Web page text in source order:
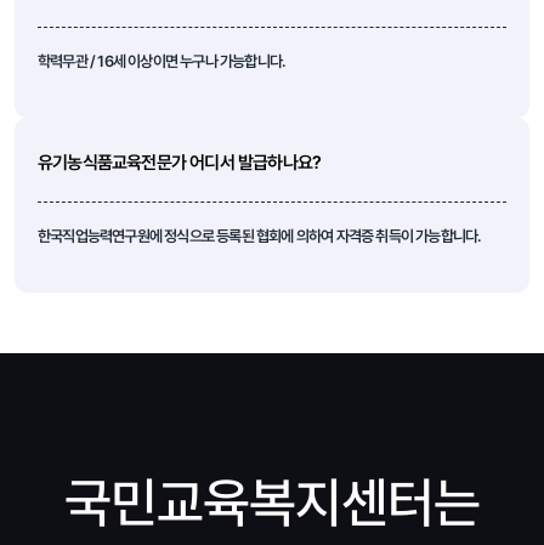
학력무관 / 16세 이상이면 누구나 가능합니다.
유기농식품교육전문가 어디서 발급하나요?
한국직업능력연구원에 정식으로 등록된 협회에 의하여 자격증 취득이 가능합니다.
국민교육복지센터는